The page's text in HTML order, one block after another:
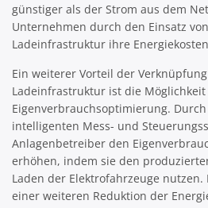
günstiger als der Strom aus dem
Unternehmen durch den Einsatz
Ladeinfrastruktur ihre
Ein weiterer Vorteil der
Ladeinfrastruktur ist die
Eigenverbrauchsoptimierung.
intelligenten Mess- und
Anlagenbetreiber den
erhöhen, indem sie den
Laden der Elektrofahrzeuge
einer weiteren Reduktion der